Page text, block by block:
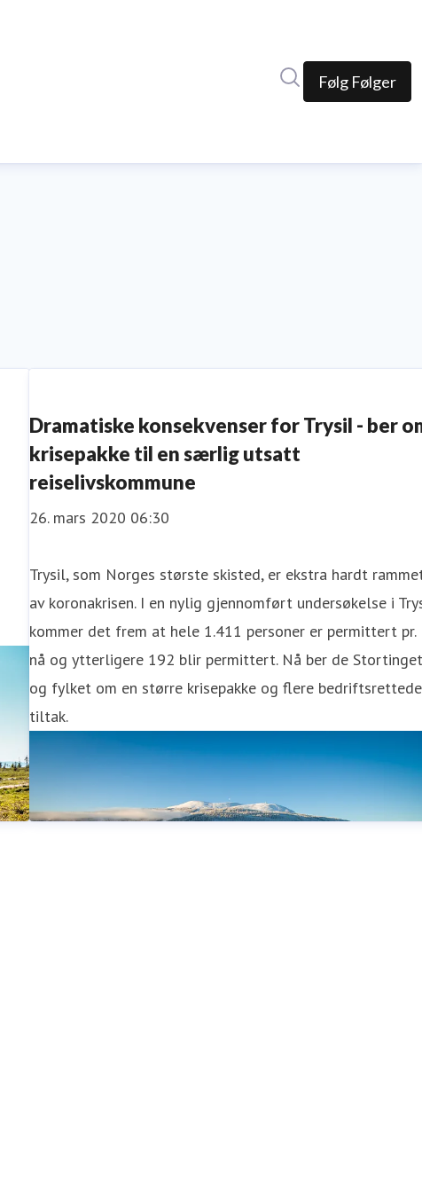
Følg Følger
Dramatiske konsekvenser for Trysil - ber
krisepakke til en særlig utsatt
reiselivskommune
26. mars 2020 06:30
Trysil, som Norges største skisted, er ekstra hardt
av koronakrisen. I en nylig gjennomført undersøkelse i
kommer det frem at hele 1.411 personer er permittert pr.
nå og ytterligere 192 blir permittert. Nå ber de
og fylket om en større krisepakke og flere bedriftsrettede
tiltak.